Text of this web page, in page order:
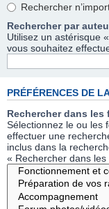
Rechercher
Rechercher par
Utilisez un astérisque
vous souhaitez
PRÉFÉRENCES DE
Rechercher dans les
Sélectionnez le ou les
effectuer une
inclus dans la
« Rechercher dans